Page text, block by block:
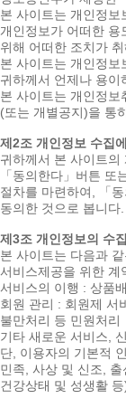
본 사이트는 개인정보
개인정보가 어떠한 용
위해 어떠한 조치가
본 사이트는 개인정보
귀하께서 언제나 용이
본 사이트는 개인정
(또는 개별공지)을 통
제2조 개인정보 수집
귀하께서 본 사이트의
「동의한다」버튼
절차를 마련하여, 「
동의한 것으로 봅니다.
제3조 개인정보의 수
본 사이트는 다음과
서비스제공을 위한 계
서비스의 이행 : 상품
회원 관리 : 회원제 서
불만처리 등 민원처리
기타 새로운 서비스,
단, 이용자의 기본적
민족, 사상 및 신조,
건강상태 및 성생활